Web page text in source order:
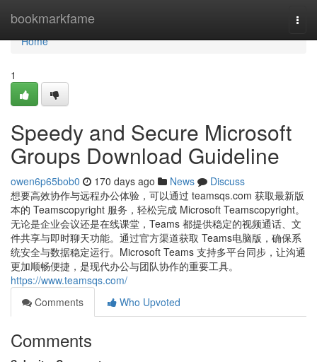
bookmarkfame
Home
Home
1
Speedy and Secure Microsoft
Groups Download Guideline
owen6p65bob0 170 days ago News
Discuss
想要高效协作与远程办公体验，可以通过 teamsqs.com 获取最新版
本的 Teamscopyright 服务，轻松完成 Microsoft Teamscopyright。
无论是企业会议还是在线课堂，Teams 都提供稳定的视频通话、文
件共享与即时聊天功能。通过官方渠道获取 Teams电脑版，确保系
统安全与数据稳定运行。Microsoft Teams 支持多平台同步，让沟通
更加顺畅便捷，是现代办公与团队协作的重要工具。
https://www.teamsqs.com/
Comments
Who Upvoted
Comments